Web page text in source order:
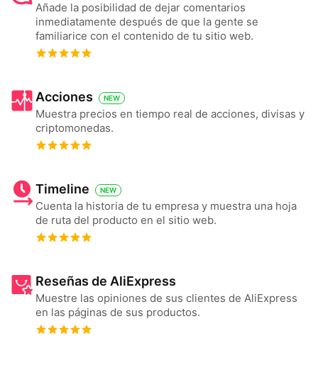
Añade la posibilidad de dejar comentarios
inmediatamente después de que la gente se
familiarice con el contenido de tu sitio web.
Acciones NEW
Muestra precios en tiempo real de acciones, divisas y
criptomonedas.
Timeline NEW
Cuenta la historia de tu empresa y muestra una hoja
de ruta del producto en el sitio web.
Reseñas de AliExpress
Muestre las opiniones de sus clientes de AliExpress
en las páginas de sus productos.